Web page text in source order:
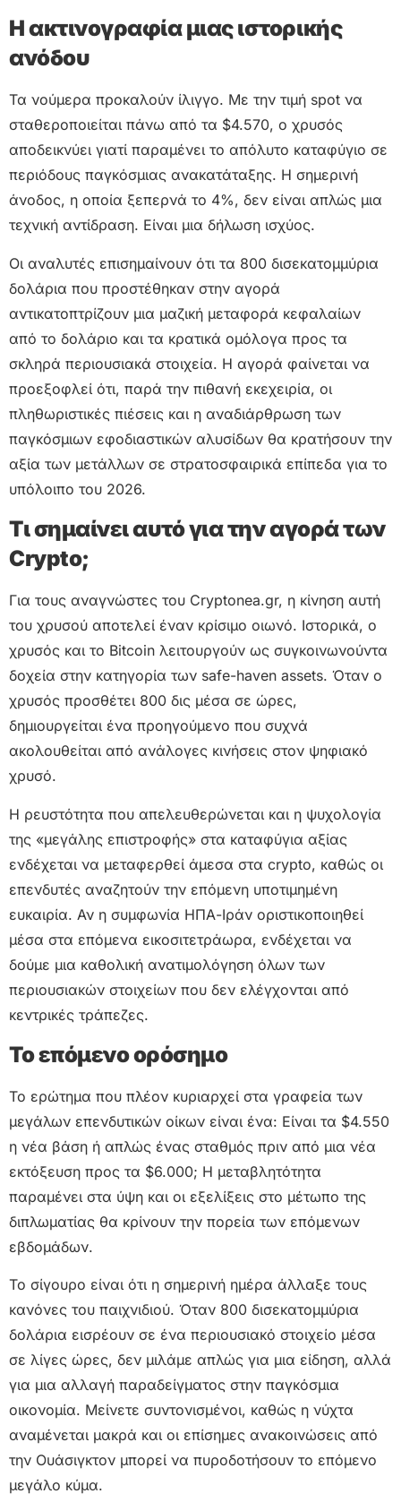
Η ακτινογραφία μιας ιστορικής
ανόδου
Τα νούμερα προκαλούν ίλιγγο. Με την τιμή spot να
σταθεροποιείται πάνω από τα $4.570, ο χρυσός
αποδεικνύει γιατί παραμένει το απόλυτο καταφύγιο σε
περιόδους παγκόσμιας ανακατάταξης. Η σημερινή
άνοδος, η οποία ξεπερνά το 4%, δεν είναι απλώς μια
τεχνική αντίδραση. Είναι μια δήλωση ισχύος.
Οι αναλυτές επισημαίνουν ότι τα 800 δισεκατομμύρια
δολάρια που προστέθηκαν στην αγορά
αντικατοπτρίζουν μια μαζική μεταφορά κεφαλαίων
από το δολάριο και τα κρατικά ομόλογα προς τα
σκληρά περιουσιακά στοιχεία. Η αγορά φαίνεται να
προεξοφλεί ότι, παρά την πιθανή εκεχειρία, οι
πληθωριστικές πιέσεις και η αναδιάρθρωση των
παγκόσμιων εφοδιαστικών αλυσίδων θα κρατήσουν την
αξία των μετάλλων σε στρατοσφαιρικά επίπεδα για το
υπόλοιπο του 2026.
Τι σημαίνει αυτό για την αγορά των
Crypto;
Για τους αναγνώστες του Cryptonea.gr, η κίνηση αυτή
του χρυσού αποτελεί έναν κρίσιμο οιωνό. Ιστορικά, ο
χρυσός και το Bitcoin λειτουργούν ως συγκοινωνούντα
δοχεία στην κατηγορία των safe-haven assets. Όταν ο
χρυσός προσθέτει 800 δις μέσα σε ώρες,
δημιουργείται ένα προηγούμενο που συχνά
ακολουθείται από ανάλογες κινήσεις στον ψηφιακό
χρυσό.
Η ρευστότητα που απελευθερώνεται και η ψυχολογία
της «μεγάλης επιστροφής» στα καταφύγια αξίας
ενδέχεται να μεταφερθεί άμεσα στα crypto, καθώς οι
επενδυτές αναζητούν την επόμενη υποτιμημένη
ευκαιρία. Αν η συμφωνία ΗΠΑ-Ιράν οριστικοποιηθεί
μέσα στα επόμενα εικοσιτετράωρα, ενδέχεται να
δούμε μια καθολική ανατιμολόγηση όλων των
περιουσιακών στοιχείων που δεν ελέγχονται από
κεντρικές τράπεζες.
Το επόμενο ορόσημο
Το ερώτημα που πλέον κυριαρχεί στα γραφεία των
μεγάλων επενδυτικών οίκων είναι ένα: Είναι τα $4.550
η νέα βάση ή απλώς ένας σταθμός πριν από μια νέα
εκτόξευση προς τα $6.000; Η μεταβλητότητα
παραμένει στα ύψη και οι εξελίξεις στο μέτωπο της
διπλωματίας θα κρίνουν την πορεία των επόμενων
εβδομάδων.
Το σίγουρο είναι ότι η σημερινή ημέρα άλλαξε τους
κανόνες του παιχνιδιού. Όταν 800 δισεκατομμύρια
δολάρια εισρέουν σε ένα περιουσιακό στοιχείο μέσα
σε λίγες ώρες, δεν μιλάμε απλώς για μια είδηση, αλλά
για μια αλλαγή παραδείγματος στην παγκόσμια
οικονομία. Μείνετε συντονισμένοι, καθώς η νύχτα
αναμένεται μακρά και οι επίσημες ανακοινώσεις από
την Ουάσιγκτον μπορεί να πυροδοτήσουν το επόμενο
μεγάλο κύμα.